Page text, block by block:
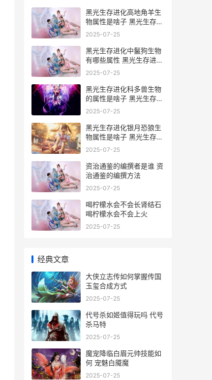
黑光生存进化高地角羊生
物属性是啥子 黑光生存进
化高地角羊加点
2025-07-25
黑光生存进化中鬣狗生物
有哪些属性 黑光生存进化
中立服怎么看精英怪刷在
2025-07-25
黑光生存进化科多兽生物
的属性是啥子 黑光生存进
化科多兽的玩法和经验分
2025-07-25
黑光生存进化银月恐狼生
物属性是啥子 黑光生存进
化银币怎么获得
2025-07-25
资治通鉴的编撰者是谁 资
治通鉴的编撰方法
2025-07-25
喝柠檬水会不会长肾结石
喝柠檬水会不会上火
2025-07-25
经典文章
大侠立志传如何掌握传国
玉玺合成方式
2025-07-25
代号杀如姬值得玩吗 代号
杀马特
2025-07-25
魔宠降临白眉元帅技能如
何 宠魅白魇魔
2025-07-25